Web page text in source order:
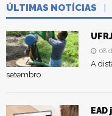
ÚLTIMAS NOTÍCIAS |
08
A
setembro